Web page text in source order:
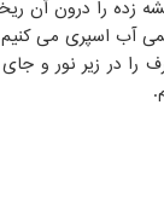
زده را درون آن
آب اسپری می کنیم
در زیر نور و جای